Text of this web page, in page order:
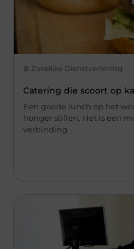
Zakelijke Dienstverlening
Catering die scoort op
Een goede lunch op het
honger stillen. Het is een
verbinding